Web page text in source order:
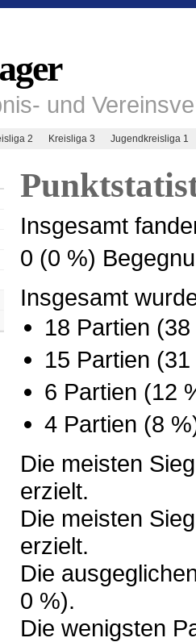
und
2 Kreisliga 3 Jugendkreisliga 1
Insgesamt
0 (0 %)
Insgesamt
18 Partien
15 Partien
6 Partien (12
4 Partien (8
Die meisten
erzielt.
Die meisten
erzielt.
Die
0 %).
Die wenigsten